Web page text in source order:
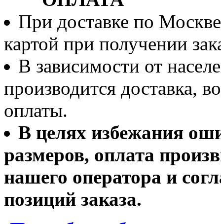
При доставке по
картой при получении
В зависимости от
производится доставка,
оплаты.
В целях избежания
размеров, оплата
нашего оператора и
позиций заказа.